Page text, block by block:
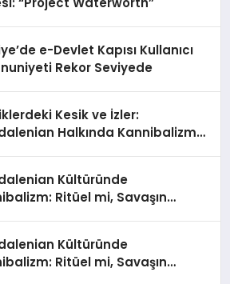
e-Devlet Kapısı Kullanıcı
Rekor Seviyede
Kesik ve İzler:
Halkında Kannibalizm
Kültüründe
Ritüel mi, Savaşın
Kültüründe
Ritüel mi, Savaşın